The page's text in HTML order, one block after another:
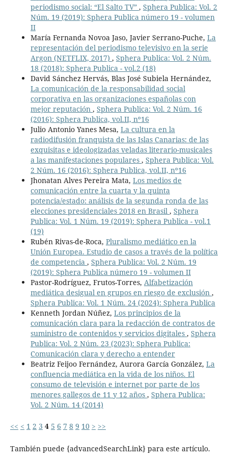
periodismo social: “El Salto TV” , Sphera Publica: Vol. 2
Núm. 19 (2019): Sphera Publica número 19 - volumen
II
María Fernanda Novoa Jaso, Javier Serrano-Puche, La
representación del periodismo televisivo en la serie
Argon (NETFLIX, 2017) , Sphera Publica: Vol. 2 Núm.
18 (2018): Sphera Publica - vol.2 (18)
David Sánchez Hervás, Blas José Subiela Hernández,
La comunicación de la responsabilidad social
corporativa en las organizaciones españolas con
mejor reputación , Sphera Publica: Vol. 2 Núm. 16
(2016): Sphera Publica, vol.II, nº16
Julio Antonio Yanes Mesa, La cultura en la
radiodifusión franquista de las Islas Canarias: de las
exquisitas e ideologizadas veladas literario-musicales
a las manifestaciones populares , Sphera Publica: Vol.
2 Núm. 16 (2016): Sphera Publica, vol.II, nº16
Jhonatan Alves Pereira Mata, Los medios de
comunicación entre la cuarta y la quinta
potencia/estado: análisis de la segunda ronda de las
elecciones presidenciales 2018 en Brasil , Sphera
Publica: Vol. 1 Núm. 19 (2019): Sphera Publica - vol.1
(19)
Rubén Rivas-de-Roca, Pluralismo mediático en la
Unión Europea. Estudio de casos a través de la política
de competencia , Sphera Publica: Vol. 2 Núm. 19
(2019): Sphera Publica número 19 - volumen II
Pastor-Rodríguez, Frutos-Torres, Alfabetización
mediática desigual en grupos en riesgo de exclusión ,
Sphera Publica: Vol. 1 Núm. 24 (2024): Sphera Publica
Kenneth Jordan Núñez, Los principios de la
comunicación clara para la redacción de contratos de
suministro de contenidos y servicios digitales , Sphera
Publica: Vol. 2 Núm. 23 (2023): Sphera Publica:
Comunicación clara y derecho a entender
Beatriz Feijoo Fernández, Aurora García González, La
confluencia mediática en la vida de los niños. El
consumo de televisión e internet por parte de los
menores gallegos de 11 y 12 años , Sphera Publica:
Vol. 2 Núm. 14 (2014)
<< < 1 2 3 4 5 6 7 8 9 10 > >>
También puede {advancedSearchLink} para este artículo.